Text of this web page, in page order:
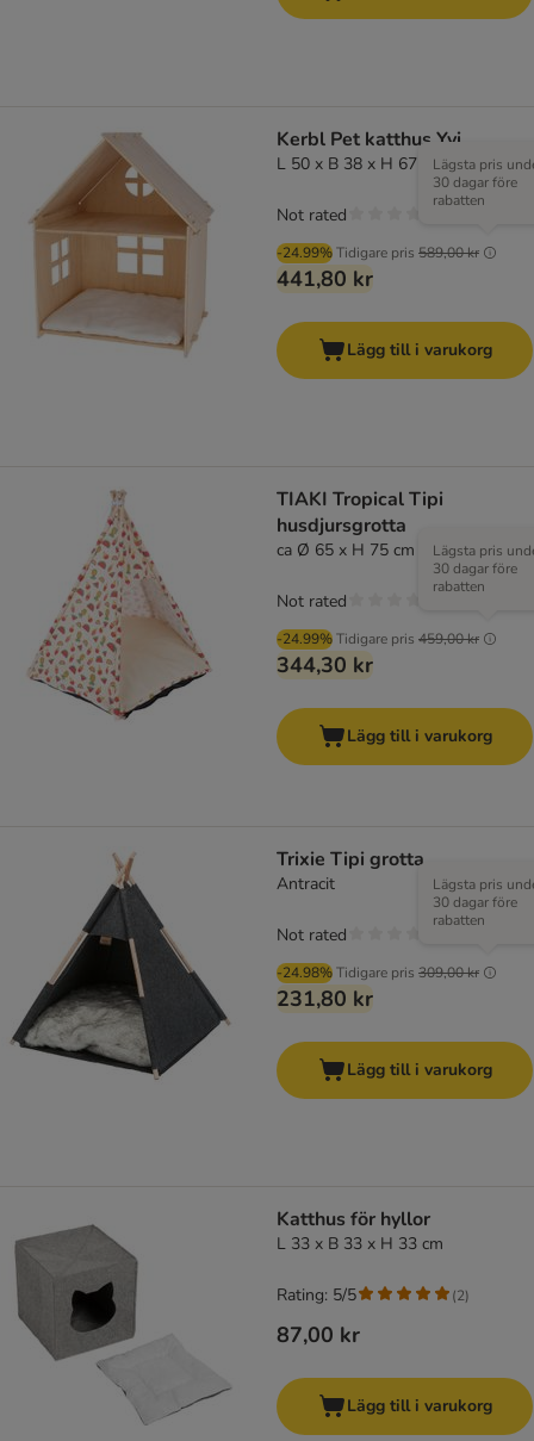
Kerbl Pet katthus Yvi
L 50 x B 38 x H 67 cm
-24.99%Tidigare pris 589,00 kr
Lägsta pris
30 dagar före
rabatten
441,80 kr
Not rated
Lägg till i varukorg
TIAKI Tropical Tipi
husdjursgrotta
ca Ø 65 x H 75 cm
-24.99%Tidigare pris 459,00 kr
Lägsta pris
30 dagar före
rabatten
344,30 kr
Not rated
Lägg till i varukorg
Trixie Tipi grotta
Antracit
-24.98%Tidigare pris 309,00 kr
Lägsta pris
30 dagar före
rabatten
231,80 kr
Not rated
Lägg till i varukorg
Katthus för hyllor
L 33 x B 33 x H 33 cm
87,00 kr
Rating: 5/5 (2)
Lägg till i varukorg